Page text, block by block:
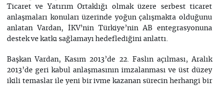
Ticaret ve Yatırım Ortaklığı olmak üzere serbest ticaret
anlaşmaları konuları üzerinde yoğun çalışmakta olduğunu
anlatan Vardan, İKV’nin Türkiye’nin AB entegrasyonuna
destek ve katkı sağlamayı hedeflediğini anlattı.
Başkan Vardan, Kasım 2013’de 22. Faslın açılması, Aralık
2013’de geri kabul anlaşmasının imzalanması ve üst düzey
ikili temaslar ile yeni bir ivme kazanan sürecin herhangi bir